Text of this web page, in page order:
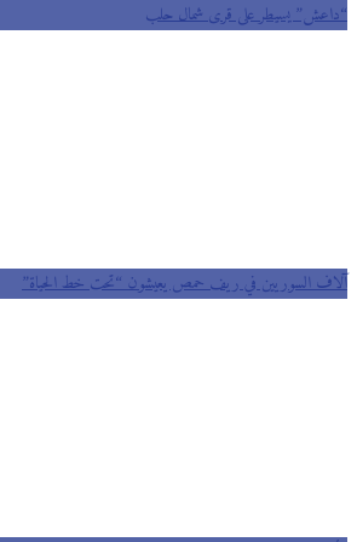
يسيطر على قرى شمال حلب
السوريين في ريف حمص يعيشون “تحت خط الحياة”